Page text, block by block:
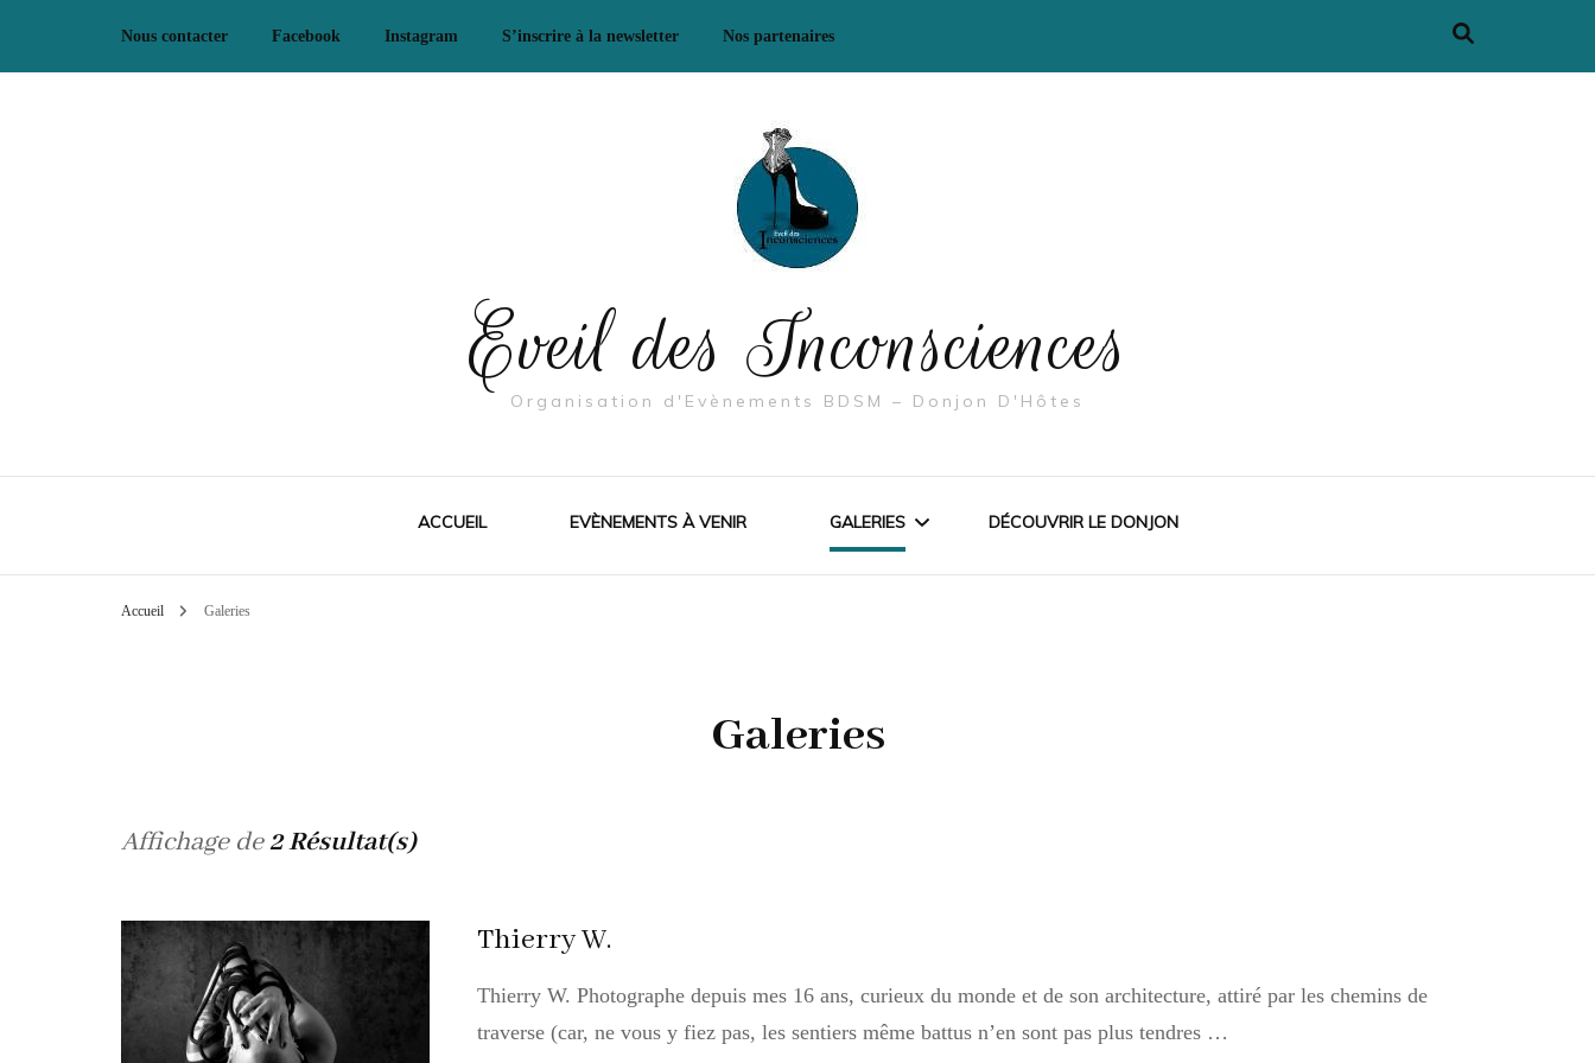
Nous contacter Facebook Instagram S’inscrire à la newsletter Nos partenaires
Mes Partenaires/ Boutiques
& Co
Mes Partenaires – Se
rencontrer, échanger
Eveil des Inconsciences
Organisation d'Evènements BDSM – Donjon D'Hôtes
ACCUEIL EVÈNEMENTS À VENIR GALERIES
« SHIBARI »
DÉCOUVRIR LE DONJON
Accueil Galeries
Galeries
Affichage de2 Résultat(s)
Thierry W.
Thierry W. Photographe depuis mes 16 ans, curieux du monde et de son architecture, attiré par les chemins de
traverse (car, ne vous y fiez pas, les sentiers même battus n’en sont pas plus tendres …